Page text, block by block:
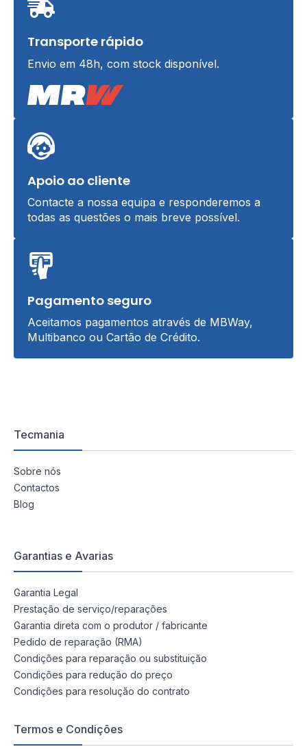
Transporte rápido
Envio em 48h, com stock disponível.
Apoio ao cliente
Contacte a nossa equipa e responderemos a
todas as questões o mais breve possível.
Pagamento seguro
Aceitamos pagamentos através de MBWay,
Multibanco ou Cartão de Crédito.
Tecmania
Sobre nós
Contactos
Blog
Garantias e Avarias
Garantia Legal
Prestação de serviço/reparações
Garantia direta com o produtor / fabricante
Pedido de reparação (RMA)
Condições para reparação ou substituição
Condições para redução do preço
Condições para resolução do contrato
Termos e Condições